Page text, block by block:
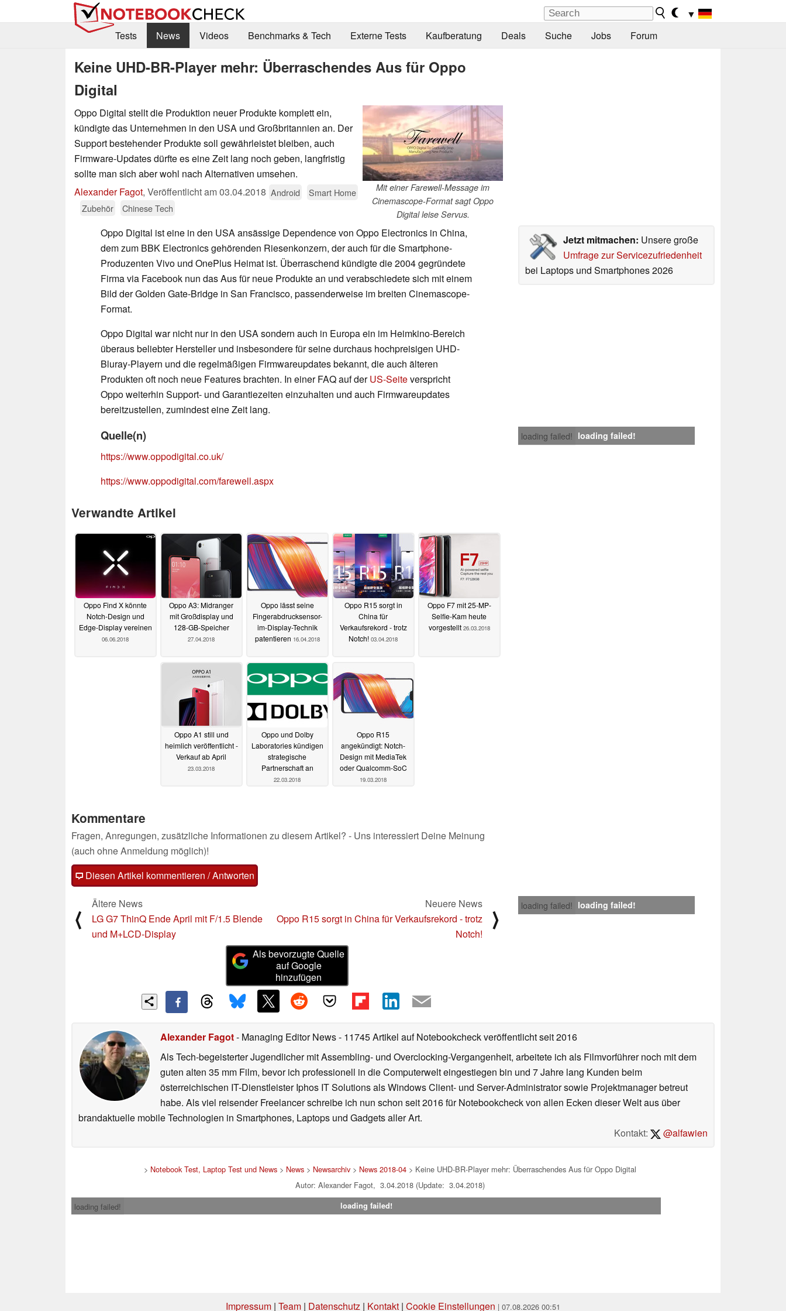
▼
Tests
News Videos Benchmarks & Tech Externe Tests Kaufberatung Deals Suche Jobs Forum
Keine UHD-BR-Player mehr: Überraschendes Aus für Oppo
Digital
Mit einer Farewell-Message im
Cinemascope-Format sagt Oppo
Digital leise Servus.
Oppo Digital stellt die Produktion neuer Produkte komplett ein,
kündigte das Unternehmen in den USA und Großbritannien an. Der
Support bestehender Produkte soll gewährleistet bleiben, auch
Firmware-Updates dürfte es eine Zeit lang noch geben, langfristig
sollte man sich aber wohl nach Alternativen umsehen.
Alexander Fagot, Veröffentlicht am03.04.2018 Android
Smart Home
Zubehör
Chinese Tech
Jetzt mitmachen: Unsere große
Umfrage zur Servicezufriedenheit
bei Laptops und Smartphones 2026
Oppo Digital ist eine in den USA ansässige Dependence von Oppo Electronics in China,
dem zum BBK Electronics gehörenden Riesenkonzern, der auch für die Smartphone-
Produzenten Vivo und OnePlus Heimat ist. Überraschend kündigte die 2004 gegründete
Firma via Facebook nun das Aus für neue Produkte an und verabschiedete sich mit einem
Bild der Golden Gate-Bridge in San Francisco, passenderweise im breiten Cinemascope-
Format.
Oppo Digital war nicht nur in den USA sondern auch in Europa ein im Heimkino-Bereich
überaus beliebter Hersteller und insbesondere für seine durchaus hochpreisigen UHD-
Bluray-Playern und die regelmäßigen Firmwareupdates bekannt, die auch älteren
Produkten oft noch neue Features brachten. In einer FAQ auf derUS-Seiteverspricht
Oppo weiterhin Support- und Garantiezeiten einzuhalten und auch Firmwareupdates
bereitzustellen, zumindest eine Zeit lang.
loading failed! loading failed!
Quelle(n)
https://www.oppodigital.co.uk/
https://www.oppodigital.com/farewell.aspx
Verwandte Artikel
Oppo Find X könnte
Notch-Design und
Edge-Display vereinen
06.06.2018
Oppo A3: Midranger
mit Großdisplay und
128-GB-Speicher
27.04.2018
Oppo lässt seine
Fingerabdrucksensor-
im-Display-Technik
patentieren 16.04.2018
Oppo R15 sorgt in
China für
Verkaufsrekord - trotz
Notch! 03.04.2018
Oppo F7 mit 25-MP-
Selfie-Kam heute
vorgestellt 26.03.2018
Oppo A1 still und
heimlich veröffentlicht -
Verkauf ab April
23.03.2018
Oppo und Dolby
Laboratories kündigen
strategische
Partnerschaft an
22.03.2018
Oppo R15
angekündigt: Notch-
Design mit MediaTek
oder Qualcomm-SoC
19.03.2018
Kommentare
Fragen, Anregungen, zusätzliche Informationen zu diesem Artikel? - Uns interessiert Deine Meinung
(auch ohne Anmeldung möglich)!
Diesen Artikel kommentieren / Antworten
loading failed! loading failed!
⟨
Ältere News
LG G7 ThinQ Ende April mit F/1.5 Blende
und M+LCD-Display
Neuere News
Oppo R15 sorgt in China für Verkaufsrekord - trotz
Notch!
⟩
Als bevorzugte Quelle
auf Google
hinzufügen
Alexander Fagot- Managing Editor News- 11745 Artikel auf Notebookcheck veröffentlichtseit 2016
Als Tech-begeisterter Jugendlicher mit Assembling- und Overclocking-Vergangenheit, arbeitete ich als Filmvorführer noch mit dem
guten alten 35 mm Film, bevor ich professionell in die Computerwelt eingestiegen bin und 7 Jahre lang Kunden beim
österreichischen IT-Dienstleister Iphos IT Solutions als Windows Client- und Server-Administrator sowie Projektmanager betreut
habe. Als viel reisender Freelancer schreibe ich nun schon seit 2016 für Notebookcheck von allen Ecken dieser Welt aus über
brandaktuelle mobile Technologien in Smartphones, Laptops und Gadgets aller Art.
Kontakt:
@alfawien
> Notebook Test, Laptop Test und News > News > Newsarchiv > News 2018-04 > Keine UHD-BR-Player mehr: Überraschendes Aus für Oppo Digital
Autor: Alexander Fagot, 3.04.2018 (Update: 3.04.2018)
loading failed!
loading failed!
Impressum | Team | Datenschutz | Kontakt | Cookie Einstellungen | 07.08.2026 00:51